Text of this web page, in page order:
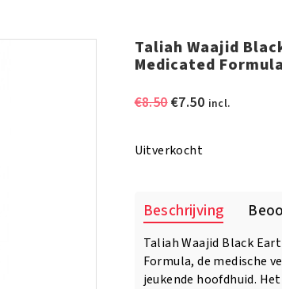
Taliah Waajid
Medicated
€8.50Oorspronkelijke
€8.50.
€7.50Huidige
incl.
Uitverkocht
Beschrijving
Taliah Waajid Black
Formula, de medische
jeukende hoofdhuid.